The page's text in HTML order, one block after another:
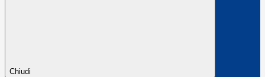
Chiudi